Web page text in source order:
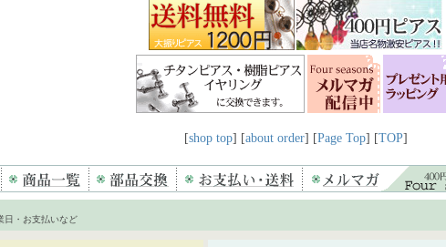
[shop top] [about order] [Page Top] [TOP]
日・お支払いなど